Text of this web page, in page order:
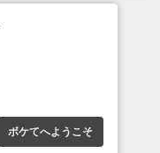
ボケてへようこそ